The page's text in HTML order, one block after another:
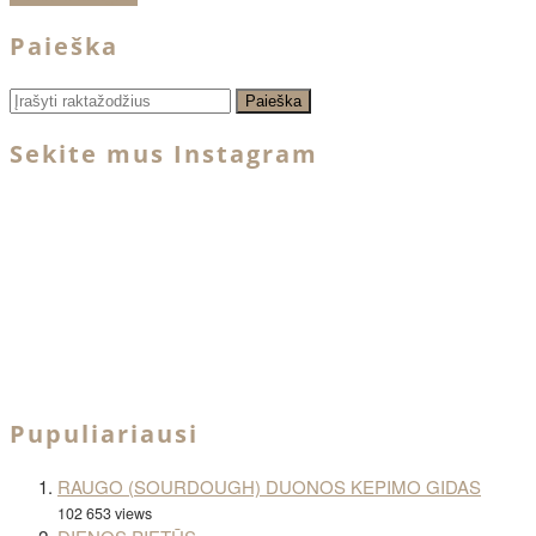
Paieška
Sekite mus Instagram
Pupuliariausi
RAUGO (SOURDOUGH) DUONOS KEPIMO GIDAS
102 653 views